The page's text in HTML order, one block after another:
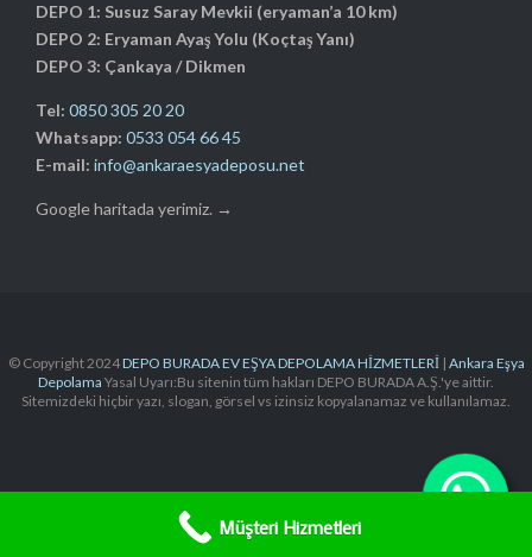
DEPO 1: Susuz Saray Mevkii (eryaman’a 10 km)
DEPO 2: Eryaman Ayaş Yolu (Koçtaş Yanı)
DEPO 3: Çankaya / Dikmen
Tel: 0850 305 20 20
Whatsapp: 0533 054 66 45
E-mail: info@ankaraesyadeposu.net
Google haritada yerimiz. →
© Copyright 2024DEPO BURADA EV EŞYA DEPOLAMA HİZMETLERİ| Ankara Eşya
Depolama Yasal Uyarı:Bu sitenin tüm hakları DEPO BURADA A.Ş.'ye aittir.
Sitemizdeki hiçbir yazı, slogan, görsel vs izinsiz kopyalanamaz ve kullanılamaz.

Müşteri Hizmetleri